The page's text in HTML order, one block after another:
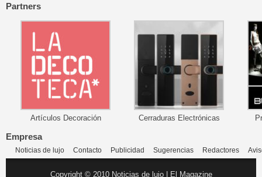
Partners
Artículos Decoración Cerraduras Electrónicas
Empresa
Noticias de lujo Contacto Publicidad Sugerencias Redactores
Copyright © 2010 Noticias de lujo | El Magazine